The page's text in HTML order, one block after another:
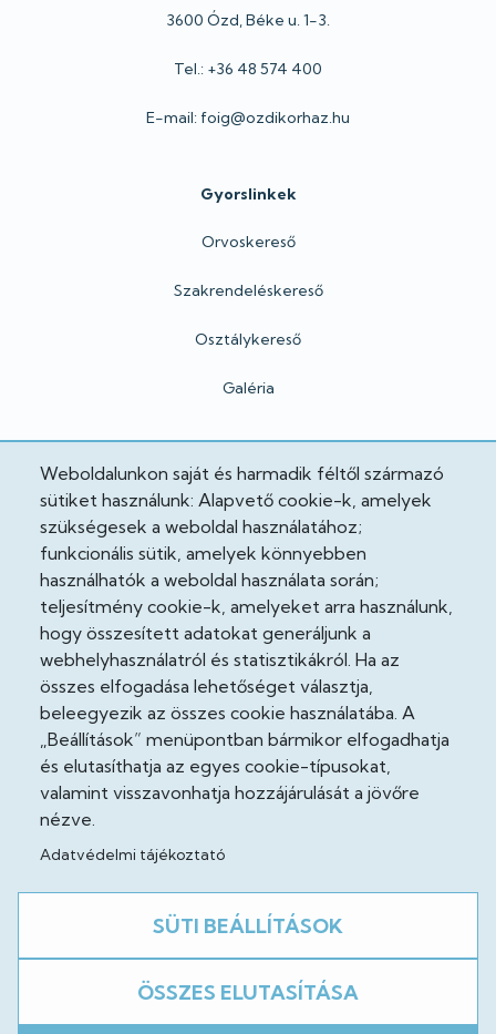
Weboldalunkon saját és harmadik féltől származó
sütiket használunk: Alapvető cookie-k, amelyek
szükségesek a weboldal használatához;
funkcionális sütik, amelyek könnyebben
használhatók a weboldal használata során;
teljesítmény cookie-k, amelyeket arra használunk,
hogy összesített adatokat generáljunk a
webhelyhasználatról és statisztikákról. Ha az
összes elfogadása lehetőséget választja,
beleegyezik az összes cookie használatába. A
„Beállítások” menüpontban bármikor elfogadhatja
és elutasíthatja az egyes cookie-típusokat,
valamint visszavonhatja hozzájárulását a jövőre
nézve.
Adatvédelmi tájékoztató
SÜTI BEÁLLÍTÁSOK
ÖSSZES ELUTASÍTÁSA
3600 Ózd, Béke u. 1-3.
Tel.: +36 48 574 400
E-mail: foig@ozdikorhaz.hu
Gyorslinkek
Orvoskereső
Szakrendeléskereső
Osztálykereső
Galéria
Hivatalos
Adatkezelési tájékoztató
Adatvédelmi tisztviselő
Akadálymentesítési nyilatkozat
Cooekie szabályzat
Felhasználási feltételek
Impresszum
Jogi nyilatkozatok
Facebook
A weboldal fejlesztés alatt áll!